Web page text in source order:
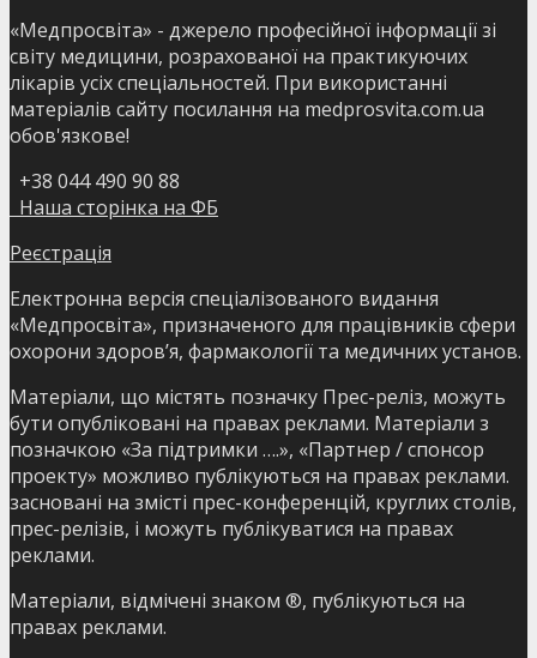
«Медпросвіта» - джерело професійної інформації зі
світу медицини, розрахованої на практикуючих
лікарів усіх спеціальностей. При використанні
матеріалів сайту посилання на medprosvita.com.ua
обов'язкове!
+38 044 490 90 88
Наша сторінка на ФБ
Реєстрація
Електронна версія спеціалізованого видання
«Медпросвіта», призначеного для працівників сфери
охорони здоров’я, фармакології та медичних установ.
Матеріали, що містять позначку Прес-реліз, можуть
бути опубліковані на правах реклами. Матеріали з
позначкою «За підтримки ….», «Партнер / спонсор
проекту» можливо публікуються на правах реклами.
засновані на змісті прес-конференцій, круглих столів,
прес-релізів, і можуть публікуватися на правах
реклами.
Матеріали, відмічені знаком ®, публікуються на
правах реклами.